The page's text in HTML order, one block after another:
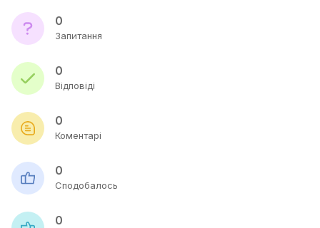
0
Запитання
0
Відповіді
0
Коментарі
0
Сподобалось
0